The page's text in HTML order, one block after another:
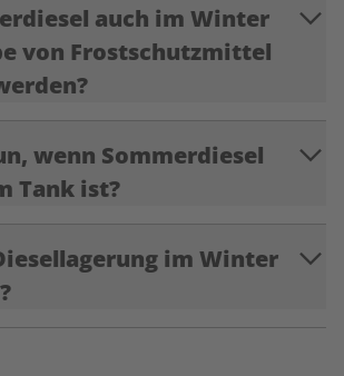
auch im Winter
von Frostschutzmittel
wenn Sommerdiesel
Tank ist?
im Winter